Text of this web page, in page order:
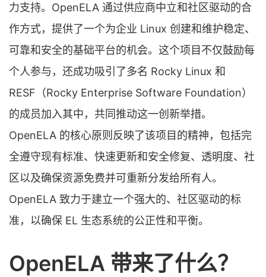
力支持。OpenELA 通过供应商中立和社区驱动的合
作方式，提供了一个为企业 Linux 创建和维护稳定、
可靠和安全的基础平台的机会。这个项目不仅鼓励每
个人参与，还成功吸引了多名 Rocky Linux 和
RESF（Rocky Enterprise Software Foundation）
的成员加入其中，共同推动这一创新举措。
OpenELA 的核心原则反映了该项目的精神，包括完
全遵守现有标准、快速更新和安全修复、透明度、社
区以及确保资源免费并可重新分发给所有人。
OpenELA 致力于建立一个强大的、社区驱动的标
准，以确保 EL 生态系统的公正性和平衡。
OpenELA 带来了什么？